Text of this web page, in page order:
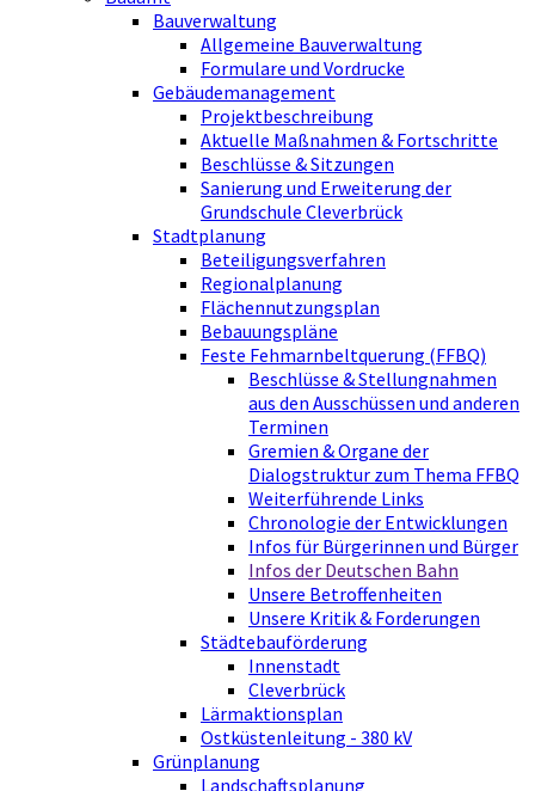
Bauverwaltung
Allgemeine Bauverwaltung
Formulare und Vordrucke
Gebäudemanagement
Projektbeschreibung
Aktuelle Maßnahmen & Fortschritte
Beschlüsse & Sitzungen
Sanierung und Erweiterung der
Grundschule Cleverbrück
Stadtplanung
Beteiligungsverfahren
Regionalplanung
Flächennutzungsplan
Bebauungspläne
Feste Fehmarnbeltquerung (FFBQ)
Beschlüsse & Stellungnahmen
aus den Ausschüssen und anderen
Terminen
Gremien & Organe der
Dialogstruktur zum Thema FFBQ
Weiterführende Links
Chronologie der Entwicklungen
Infos für Bürgerinnen und Bürger
Infos der Deutschen Bahn
Unsere Betroffenheiten
Unsere Kritik & Forderungen
Städtebauförderung
Innenstadt
Cleverbrück
Lärmaktionsplan
Ostküstenleitung - 380 kV
Grünplanung
Landschaftsplanung